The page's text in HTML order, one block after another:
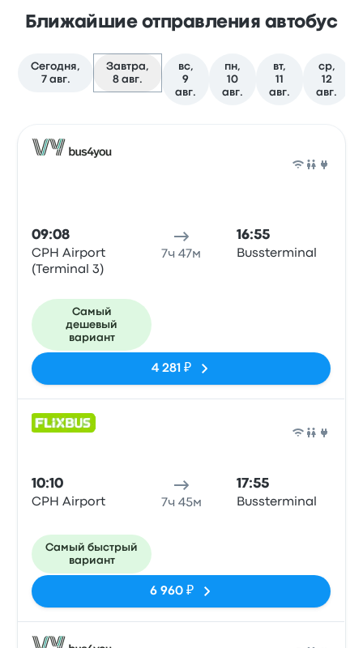
Ближайшие отправления автобус
Сегодня,
7 авг.
Завтра,
8 авг.
вс,
9
авг.
пн,
10
авг.
вт,
11
авг.
ср,
12
авг.
09:08
CPH Airport
(Terminal 3)
7ч 47м
16:55
Bussterminal
Самый
дешевый
вариант
4 281 ₽
10:10
CPH Airport 7ч 45м
17:55
Bussterminal
Самый быстрый
вариант
6 960 ₽